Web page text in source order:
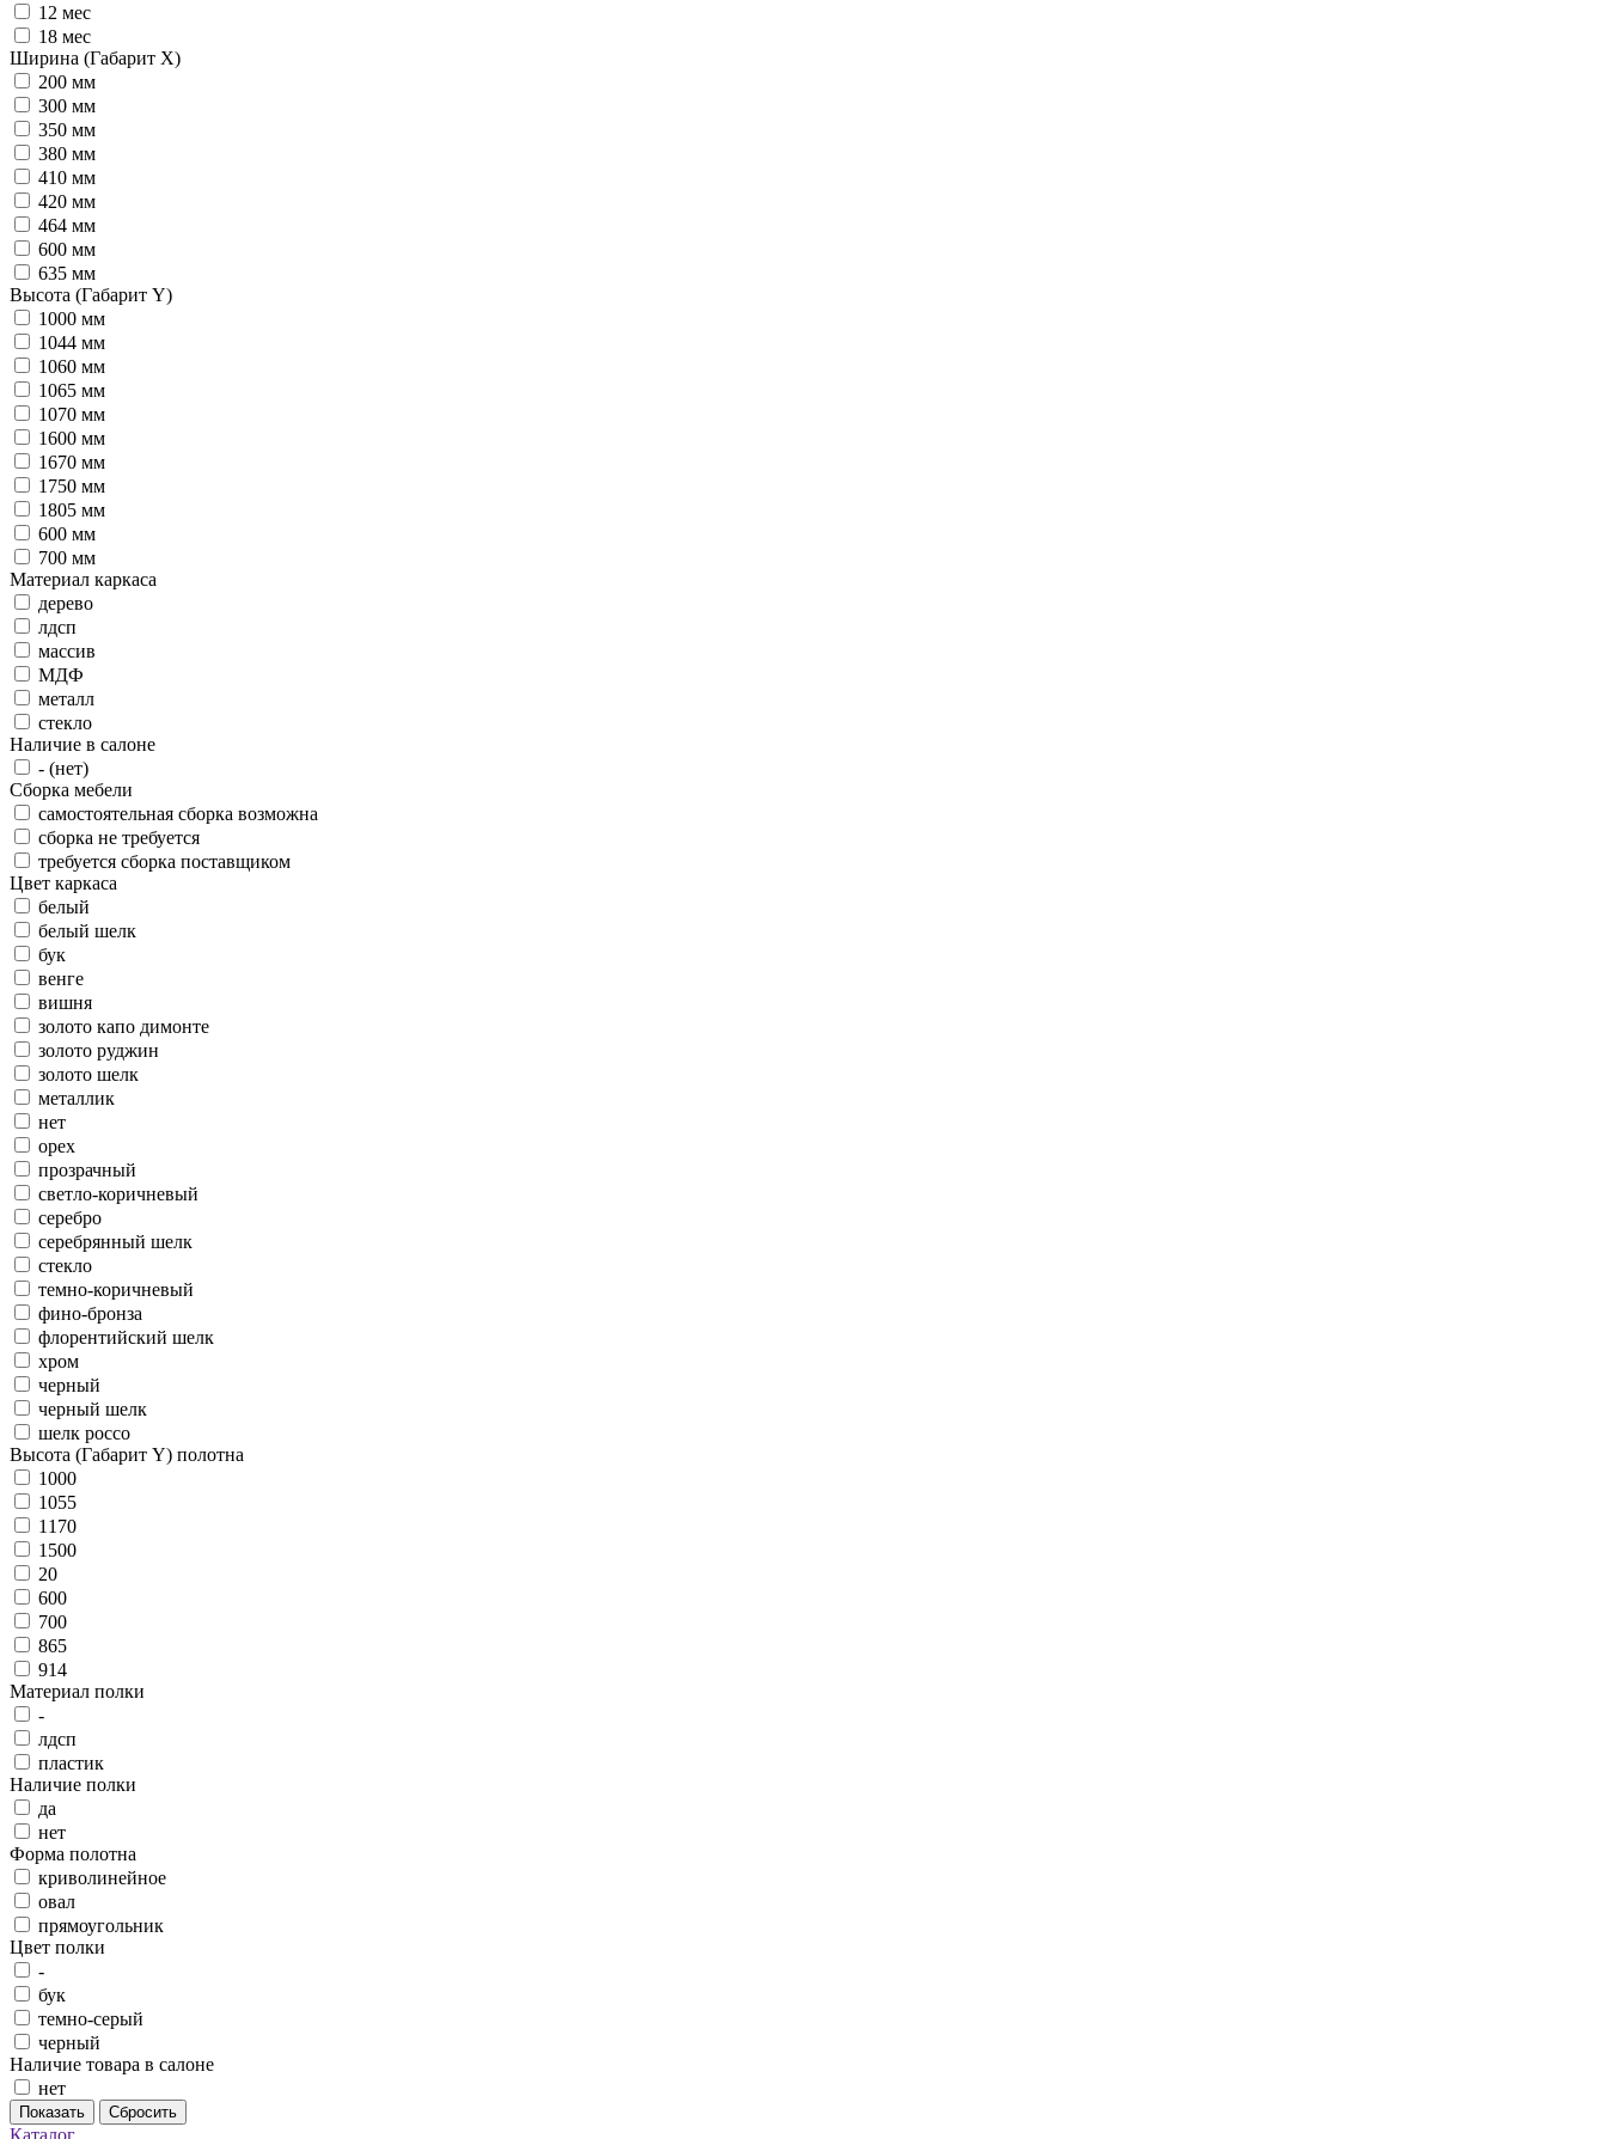
12 мес
18 мес
Ширина (Габарит X)
200 мм
300 мм
350 мм
380 мм
410 мм
420 мм
464 мм
600 мм
635 мм
Высота (Габарит Y)
1000 мм
1044 мм
1060 мм
1065 мм
1070 мм
1600 мм
1670 мм
1750 мм
1805 мм
600 мм
700 мм
Материал каркаса
дерево
лдсп
массив
МДФ
металл
стекло
Наличие в салоне
- (нет)
Сборка мебели
самостоятельная сборка возможна
сборка не требуется
требуется сборка поставщиком
Цвет каркаса
белый
белый шелк
бук
венге
вишня
золото капо димонте
золото руджин
золото шелк
металлик
нет
орех
прозрачный
светло-коричневый
серебро
серебрянный шелк
стекло
темно-коричневый
фино-бронза
флорентийский шелк
хром
черный
черный шелк
шелк россо
Высота (Габарит Y) полотна
1000
1055
1170
1500
20
600
700
865
914
Материал полки
-
лдсп
пластик
Наличие полки
да
нет
Форма полотна
криволинейное
овал
прямоугольник
Цвет полки
-
бук
темно-серый
черный
Наличие товара в салоне
нет
Показать Сбросить
Каталог